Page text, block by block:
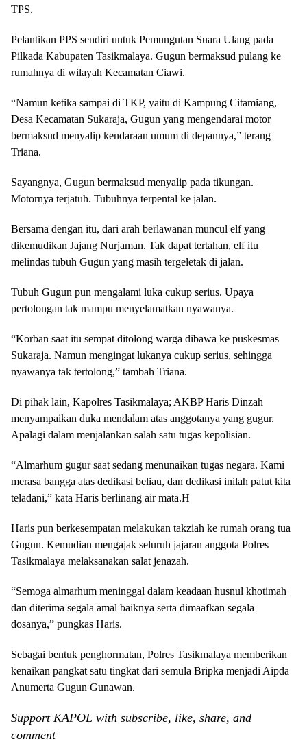
TPS.
Pelantikan PPS sendiri untuk Pemungutan Suara Ulang pada
Pilkada Kabupaten Tasikmalaya. Gugun bermaksud pulang ke
rumahnya di wilayah Kecamatan Ciawi.
“Namun ketika sampai di TKP, yaitu di Kampung Citamiang,
Desa Kecamatan Sukaraja, Gugun yang mengendarai motor
bermaksud menyalip kendaraan umum di depannya,” terang
Triana.
Sayangnya, Gugun bermaksud menyalip pada tikungan.
Motornya terjatuh. Tubuhnya terpental ke jalan.
Bersama dengan itu, dari arah berlawanan muncul elf yang
dikemudikan Jajang Nurjaman. Tak dapat tertahan, elf itu
melindas tubuh Gugun yang masih tergeletak di jalan.
Tubuh Gugun pun mengalami luka cukup serius. Upaya
pertolongan tak mampu menyelamatkan nyawanya.
“Korban saat itu sempat ditolong warga dibawa ke puskesmas
Sukaraja. Namun mengingat lukanya cukup serius, sehingga
nyawanya tak tertolong,” tambah Triana.
Di pihak lain, Kapolres Tasikmalaya; AKBP Haris Dinzah
menyampaikan duka mendalam atas anggotanya yang gugur.
Apalagi dalam menjalankan salah satu tugas kepolisian.
“Almarhum gugur saat sedang menunaikan tugas negara. Kami
merasa bangga atas dedikasi beliau, dan dedikasi inilah patut kita
teladani,” kata Haris berlinang air mata.H
Haris pun berkesempatan melakukan takziah ke rumah orang tua
Gugun. Kemudian mengajak seluruh jajaran anggota Polres
Tasikmalaya melaksanakan salat jenazah.
“Semoga almarhum meninggal dalam keadaan husnul khotimah
dan diterima segala amal baiknya serta dimaafkan segala
dosanya,” pungkas Haris.
Sebagai bentuk penghormatan, Polres Tasikmalaya memberikan
kenaikan pangkat satu tingkat dari semula Bripka menjadi Aipda
Anumerta Gugun Gunawan.
Support KAPOL with subscribe, like, share, and
comment